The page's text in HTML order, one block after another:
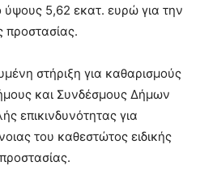
5,62 εκατ. ευρώ για την
προστασίας.
στήριξη για καθαρισμούς
και Συνδέσμους Δήμων
επικινδυνότητας για
του καθεστώτος ειδικής